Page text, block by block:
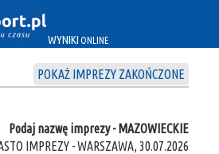
WYNIKI ONLINE
POKAŻ IMPREZY ZAKOŃCZONE
Podaj nazwę imprezy - MAZOWIECKIE
IMPREZY - WARSZAWA, 30.07.2026